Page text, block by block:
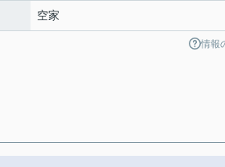
空家
情報